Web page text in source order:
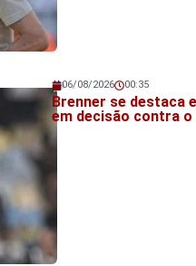
Veja também!
06/08/2026 00:35
Brenner se destaca
em decisão contra o